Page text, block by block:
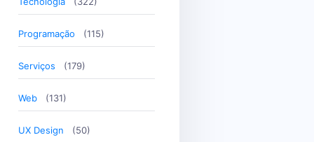
Programação (115)
Serviços (179)
Web (131)
UX Design (50)